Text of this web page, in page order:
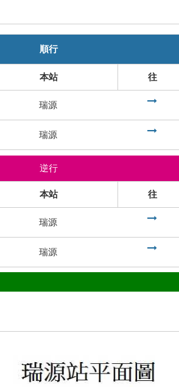
順行
本站 往
瑞源
瑞源
逆行
本站 往
瑞源
瑞源